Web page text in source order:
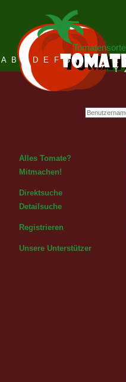
A B C D E F G H I J K L
Y
Alles Tomate?
Mitmachen!
Direktsuche
Detailsuche
Registrieren
Unsere Unterstützer